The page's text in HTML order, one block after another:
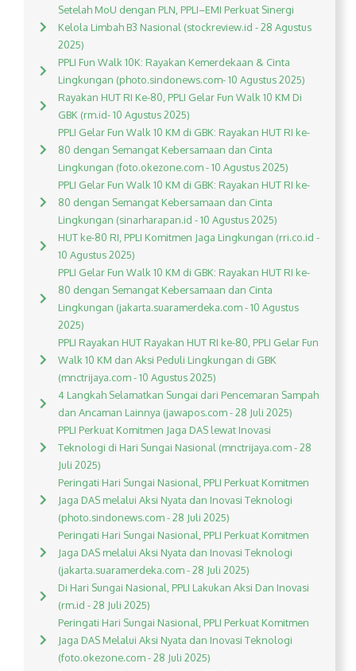
Setelah MoU dengan PLN, PPLI–EMI Perkuat Sinergi
Kelola Limbah B3 Nasional (stockreview.id - 28 Agustus
2025)
PPLI Fun Walk 10K: Rayakan Kemerdekaan & Cinta
Lingkungan (photo.sindonews.com- 10 Agustus 2025)
Rayakan HUT RI Ke-80, PPLI Gelar Fun Walk 10 KM Di
GBK (rm.id- 10 Agustus 2025)
PPLI Gelar Fun Walk 10 KM di GBK: Rayakan HUT RI ke-
80 dengan Semangat Kebersamaan dan Cinta
Lingkungan (foto.okezone.com - 10 Agustus 2025)
PPLI Gelar Fun Walk 10 KM di GBK: Rayakan HUT RI ke-
80 dengan Semangat Kebersamaan dan Cinta
Lingkungan (sinarharapan.id - 10 Agustus 2025)
HUT ke-80 RI, PPLI Komitmen Jaga Lingkungan (rri.co.id -
10 Agustus 2025)
PPLI Gelar Fun Walk 10 KM di GBK: Rayakan HUT RI ke-
80 dengan Semangat Kebersamaan dan Cinta
Lingkungan (jakarta.suaramerdeka.com - 10 Agustus
2025)
PPLI Rayakan HUT Rayakan HUT RI ke-80, PPLI Gelar Fun
Walk 10 KM dan Aksi Peduli Lingkungan di GBK
(mnctrijaya.com - 10 Agustus 2025)
4 Langkah Selamatkan Sungai dari Pencemaran Sampah
dan Ancaman Lainnya (jawapos.com - 28 Juli 2025)
PPLI Perkuat Komitmen Jaga DAS lewat Inovasi
Teknologi di Hari Sungai Nasional (mnctrijaya.com - 28
Juli 2025)
Peringati Hari Sungai Nasional, PPLI Perkuat Komitmen
Jaga DAS melalui Aksi Nyata dan Inovasi Teknologi
(photo.sindonews.com - 28 Juli 2025)
Peringati Hari Sungai Nasional, PPLI Perkuat Komitmen
Jaga DAS melalui Aksi Nyata dan Inovasi Teknologi
(jakarta.suaramerdeka.com - 28 Juli 2025)
Di Hari Sungai Nasional, PPLI Lakukan Aksi Dan Inovasi
(rm.id - 28 Juli 2025)
Peringati Hari Sungai Nasional, PPLI Perkuat Komitmen
Jaga DAS Melalui Aksi Nyata dan Inovasi Teknologi
(foto.okezone.com - 28 Juli 2025)